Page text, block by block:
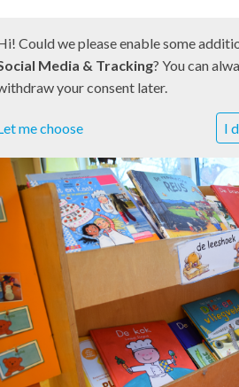
Could we please enable some
Media & Tracking? You can
your consent later.
me choose I